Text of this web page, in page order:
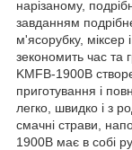
нарізаному,
завданням
м'ясорубку, міксер
зекономить час та
KMFB-1900B
приготування і
легко, швидко і з
смачні страви,
1900B має в собі